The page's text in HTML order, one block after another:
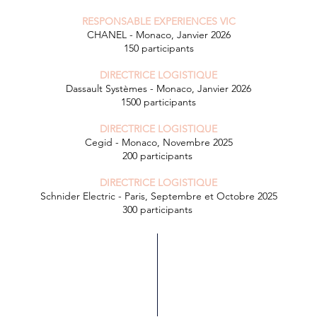
RESPONSABLE EXPERIENCES VIC
CHANEL - Monaco, Janvier 2026
150 participants
DIRECTRICE LOGISTIQUE
Dassault Systèmes - Monaco, Janvier 2026
1500 participants
DIRECTRICE LOGISTIQUE
Cegid - Monaco, Novembre 2025
200 participants
DIRECTRICE LOGISTIQUE
Schnider Electric - Paris, Septembre et Octobre 2025
300 participants